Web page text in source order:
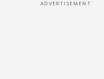
ADVERTISEMENT